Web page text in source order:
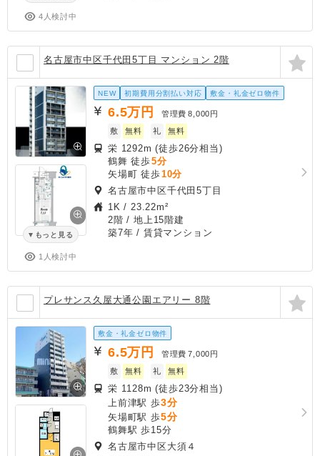
4人検討中
名古屋市中区千代田5丁目 マンション 2階
もっと見る
1人検討中
NEW 初期費用分割払い対応 敷金・礼金ゼロ物件
6.5万円 管理費 8,000円
敷
無料 礼 無料
栄 1292m (徒歩26分相当)
鶴舞 徒歩5分
矢場町 徒歩10分
名古屋市中区千代田5丁目
1K / 23.22m²
2階 / 地上15階建
築7年 / 賃貸マンション
プレサンス久屋大通公園エアリー 8階
敷金・礼金ゼロ物件
6.5万円 管理費 7,000円
敷
無料 礼 無料
栄 1128m (徒歩23分相当)
上前津駅 歩3分
矢場町駅 歩5分
鶴舞駅 歩15分
名古屋市中区大須４